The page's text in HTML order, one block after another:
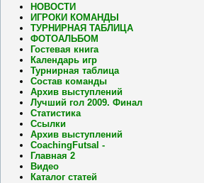
НОВОСТИ
ИГРОКИ КОМАНДЫ
ТУРНИРНАЯ ТАБЛИЦА
ФОТОАЛЬБОМ
Гостевая книга
Календарь игр
Турнирная таблица
Состав команды
Архив выступлений
Лучший гол 2009. Финал
Статистика
Ссылки
Архив выступлений
CoachingFutsal -
Главная 2
Видео
Каталог статей